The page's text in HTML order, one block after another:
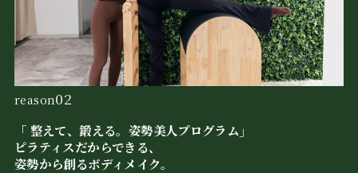
reason02
「 整えて、鍛える。姿勢美人プログラム」
ピラティスだからできる、
姿勢から創るボディメイク。